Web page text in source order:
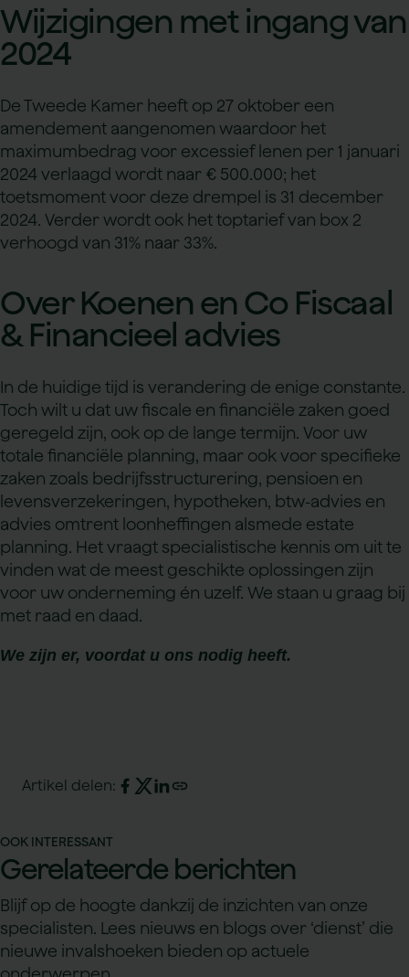
Wijzigingen met ingang van
2024
De Tweede Kamer heeft op 27 oktober een
amendement aangenomen waardoor het
maximumbedrag voor excessief lenen per 1 januari
2024 verlaagd wordt naar € 500.000; het
toetsmoment voor deze drempel is 31 december
2024. Verder wordt ook het toptarief van box 2
verhoogd van 31% naar 33%.
Over Koenen en Co Fiscaal
& Financieel advies
In de huidige tijd is verandering de enige constante.
Toch wilt u dat uw fiscale en financiële zaken goed
geregeld zijn, ook op de lange termijn. Voor uw
totale financiële planning, maar ook voor specifieke
zaken zoals bedrijfsstructurering, pensioen en
levensverzekeringen, hypotheken, btw-advies en
advies omtrent loonheffingen alsmede estate
planning. Het vraagt specialistische kennis om uit te
vinden wat de meest geschikte oplossingen zijn
voor uw onderneming én uzelf. We staan u graag bij
met raad en daad.
We zijn er, voordat u ons nodig heeft.
Artikel delen:
OOK INTERESSANT
Gerelateerde berichten
Blijf op de hoogte dankzij de inzichten van onze
specialisten. Lees nieuws en blogs over ‘dienst’ die
nieuwe invalshoeken bieden op actuele